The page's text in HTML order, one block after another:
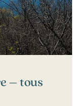
– tous